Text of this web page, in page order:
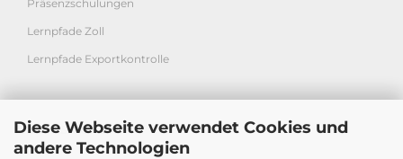
Diese Webseite verwendet Cookies und
andere Technologien
Präsenzschulungen
Lernpfade Zoll
Lernpfade Exportkontrolle
© EUWISA GMBH